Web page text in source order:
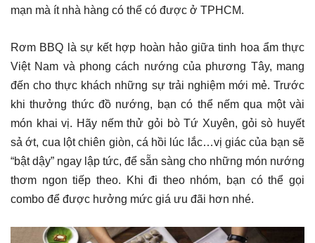
mạn mà ít nhà hàng có thể có được ở TPHCM.
Rơm BBQ là sự kết hợp hoàn hảo giữa tinh hoa ẩm thực
Việt Nam và phong cách nướng của phương Tây, mang
đến cho thực khách những sự trải nghiệm mới mẻ. Trước
khi thưởng thức đồ nướng, bạn có thể nếm qua một vài
món khai vị. Hãy nếm thử gỏi bò Tứ Xuyên, gỏi sò huyết
sả ớt, cua lột chiên giòn, cá hồi lúc lắc…vị giác của bạn sẽ
“bật dậy” ngay lập tức, để sẵn sàng cho những món nướng
thơm ngon tiếp theo. Khi đi theo nhóm, bạn có thể gọi
combo để được hưởng mức giá ưu đãi hơn nhé.